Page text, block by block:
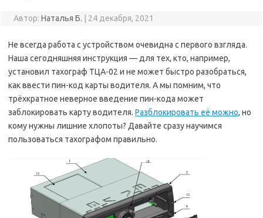
Автор: Наталья Б. 24 декабря, 2021
Не всегда работа с устройством очевидна с первого взгляда.
Наша сегодняшняя инструкция — для тех, кто, например,
установил тахограф ТЦА-02 и не может быстро разобраться,
как ввести пин-код карты водителя. А мы помним, что
трёхкратное неверное введение пин-кода может
заблокировать карту водителя. Разблокировать её можно, но
кому нужны лишние хлопоты? Давайте сразу научимся
пользоваться тахографом правильно.